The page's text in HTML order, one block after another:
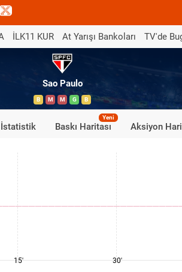
İLK11 KUR At Yarışı Bankoları TV'de
Sao Paulo
B M M G B
İstatistik Baskı Haritası
Yeni
Aksiyon
15' 30'